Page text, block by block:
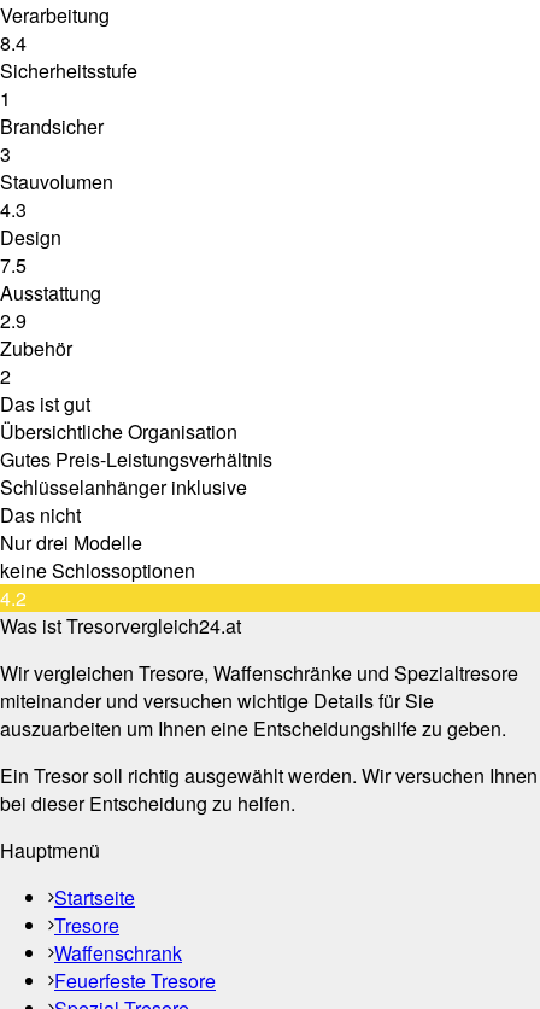
Verarbeitung
8.4
Sicherheitsstufe
1
Brandsicher
3
Stauvolumen
4.3
Design
7.5
Ausstattung
2.9
Zubehör
2
Das ist gut
Übersichtliche Organisation
Gutes Preis-Leistungsverhältnis
Schlüsselanhänger inklusive
Das nicht
Nur drei Modelle
keine Schlossoptionen
4.2
Was ist Tresorvergleich24.at
Wir vergleichen Tresore, Waffenschränke und Spezialtresore
miteinander und versuchen wichtige Details für Sie
auszuarbeiten um Ihnen eine Entscheidungshilfe zu geben.
Ein Tresor soll richtig ausgewählt werden. Wir versuchen Ihnen
bei dieser Entscheidung zu helfen.
Hauptmenü
Startseite
Tresore
Waffenschrank
Feuerfeste Tresore